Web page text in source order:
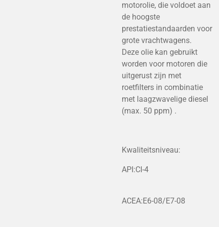
motorolie, die voldoet aan
de hoogste
prestatiestandaarden voor
grote vrachtwagens.
Deze olie kan gebruikt
worden voor motoren die
uitgerust zijn met
roetfilters in combinatie
met laagzwavelige diesel
(max. 50 ppm) .
Kwaliteitsniveau:
API:CI-4
ACEA:E6-08/E7-08